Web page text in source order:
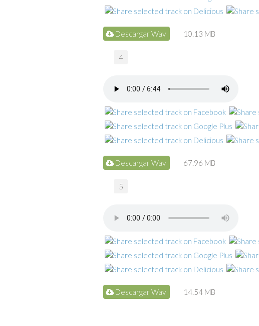
Descargar Wav 10.13 MB
Descargar Wav 67.96 MB
Descargar Wav 14.54 MB
4
5